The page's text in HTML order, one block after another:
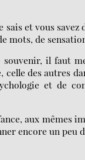
et vous savez
mots, de
il faut
des autres
et de
aux mêmes
encore un peu